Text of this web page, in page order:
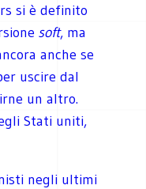
si è definito
soft, ma
anche se
uscire dal
un altro.
Stati uniti,
negli ultimi